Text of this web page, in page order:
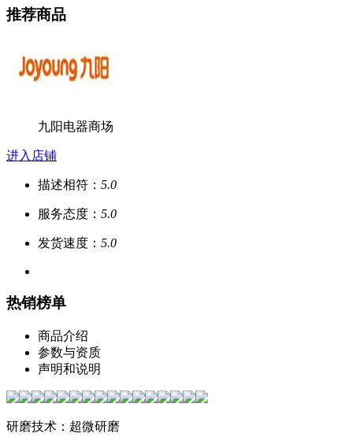
推荐商品
九阳电器商场
进入店铺
描述相符： 5.0
服务态度： 5.0
发货速度： 5.0
热销榜单
商品介绍
参数与资质
声明和说明
研磨技术：超微研磨